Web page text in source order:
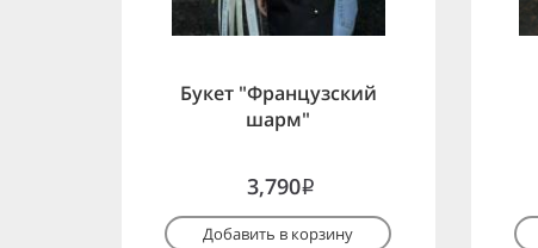
Букет "Французский
шарм"
3,790i
Добавить в корзину